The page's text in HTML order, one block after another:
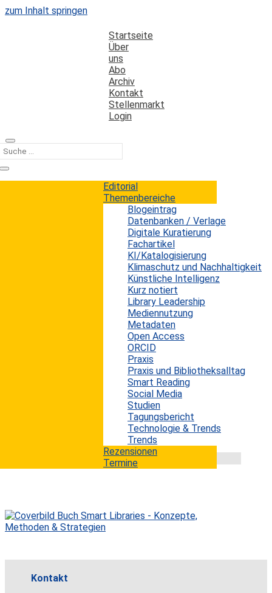
zum Inhalt springen
Startseite
Über
uns
Abo
Archiv
Kontakt
Stellenmarkt
Login
Editorial
Themenbereiche
Blogeintrag
Datenbanken / Verlage
Digitale Kuratierung
Fachartikel
KI/Katalogisierung
Klimaschutz und Nachhaltigkeit
Künstliche Intelligenz
Kurz notiert
Library Leadership
Mediennutzung
Metadaten
Open Access
ORCID
Praxis
Praxis und Bibliotheksalltag
Smart Reading
Social Media
Studien
Tagungsbericht
Technologie & Trends
Trends
Rezensionen
Termine
Kategorie
Zitation
Open Access bringt Vorteile, aber nicht
in jedem Fach auf die gleiche Weise
Mike Taylor zeigt in seiner Studie im Journal
„Quantitative Science Studies“, dass sich der Nutzen
von Open Access nicht mit einer einfachen Formel
beschreiben lässt. Wer offen zugängliche
Publikationen grundsätzlich für sichtbarer,
einflussreicher und gesellschaftlich wirksamer hält,
liegt nicht völlig falsch. Die Daten machen aber auch
klar, dass dieser Zusammenhang weder überall gleich
stark noch in jeder Hinsicht stabil ist. Je nach Fach,
Zeitraum und Art der Aufmerksamkeit ergeben sich...
Kontakt